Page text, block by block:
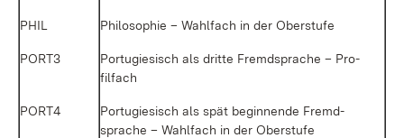
PHIL Phi­lo­so­phie – Wahl­fach in der Ober­stu­fe
PORT3
Por­tu­gie­sisch als drit­te Fremd­spra­che – Pro­
fil­fach
PORT4
Por­tu­gie­sisch als spät be­gin­nen­de Fremd­
spra­che – Wahl­fach in der Ober­stu­fe